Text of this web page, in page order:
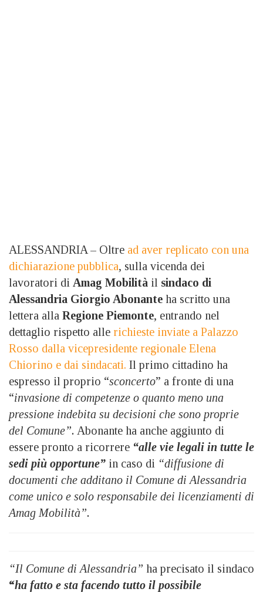
ALESSANDRIA – Oltre ad aver replicato con una
dichiarazione pubblica, sulla vicenda dei
lavoratori di Amag Mobilità il sindaco di
Alessandria Giorgio Abonante ha scritto una
lettera alla Regione Piemonte, entrando nel
dettaglio rispetto alle richieste inviate a Palazzo
Rosso dalla vicepresidente regionale Elena
Chiorino e dai sindacati. Il primo cittadino ha
espresso il proprio “sconcerto” a fronte di una
“invasione di competenze o quanto meno una
pressione indebita su decisioni che sono proprie
del Comune”. Abonante ha anche aggiunto di
essere pronto a ricorrere “alle vie legali in tutte le
sedi più opportune” in caso di “diffusione di
documenti che additano il Comune di Alessandria
come unico e solo responsabile dei licenziamenti di
Amag Mobilità”.
“Il Comune di Alessandria” ha precisato il sindaco
“ha fatto e sta facendo tutto il possibile